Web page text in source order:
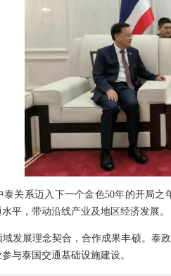
泰关系迈入下一个金色50年的开局
平，带动沿线产业及地区经济发展。
发展理念契合，合作成果丰硕。泰
与泰国交通基础设施建设。